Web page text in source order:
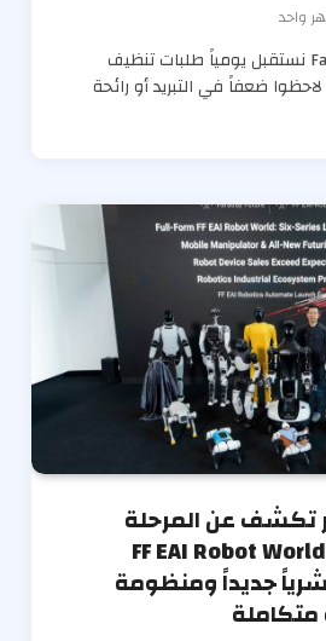
واحد
في Fast Repairing KSA نستقبل يومياً طلبات تنظيف
ضعفاً في التبريد أو رائحة
تكشف عن المرحلة
الثانية من عالم FF EAI Robot World
جديداً ومنظومة
متكاملة